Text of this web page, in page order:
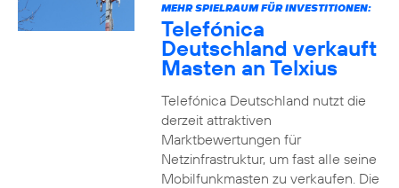
MEHR SPIELRAUM FÜR INVESTITIONEN:
Telefónica
Deutschland verkauft
Masten an Telxius
Telefónica Deutschland nutzt die
derzeit attraktiven
Marktbewertungen für
Netzinfrastruktur, um fast alle seine
Mobilfunkmasten zu verkaufen. Die